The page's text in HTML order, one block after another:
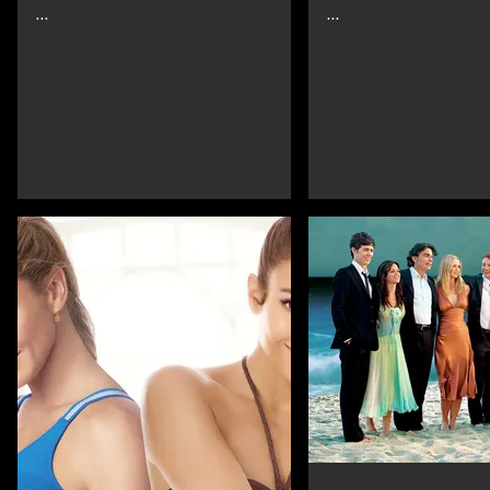
... ...